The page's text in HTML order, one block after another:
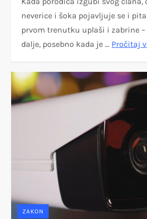
neverice i šoka pojavljuje se i
prvom trenutku uplaši i zabrine
dalje, posebno kada je … Pročitaj
ZAKON